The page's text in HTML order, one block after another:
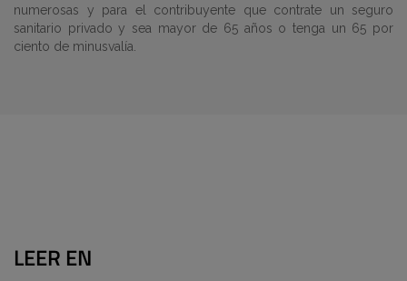
numerosas y para el contribuyente que contrate un seguro
sanitario privado y sea mayor de 65 años o tenga un 65 por
ciento de minusvalía.
LEER EN